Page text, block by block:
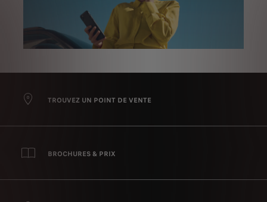
TROUVEZ UN POINT DE VENTE
BROCHURES & PRIX